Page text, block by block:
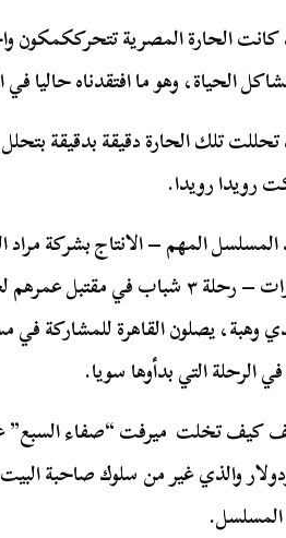
الحارة المصرية تتحرككمكون
الحياة، وهو ما افتقدناه حاليا في
تلك الحارة دقيقة بدقيقة بتحلل
رويدا رويدا.
المهم – الانتاج بشركة
الإمارات – رحلة ٣ شباب في
وهبة، يصلون القاهرة للمشاركة
الرحلة التي بدأوها سويا.
كيف تخلت ميرفت “صفاء السبع”
والذي غير من سلوك صاحبة
المسلسل.